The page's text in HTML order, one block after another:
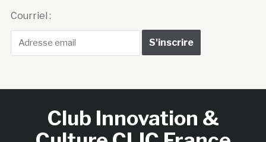
Courriel :
Club Innovation &